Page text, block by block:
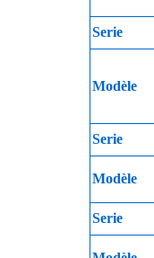
Serie
Modèle
Serie
Modèle
Serie